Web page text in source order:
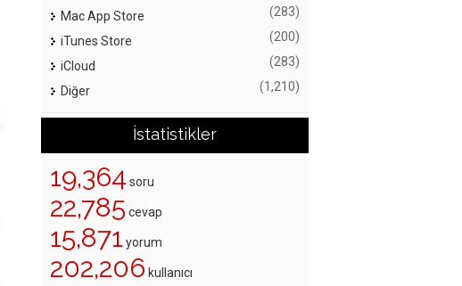
Mac App Store (283)
iTunes Store (200)
iCloud (283)
Diğer (1,210)
İstatistikler
19,364 soru
22,785 cevap
15,871 yorum
202,206 kullanıcı